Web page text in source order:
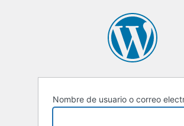
Nombre de usuario o correo